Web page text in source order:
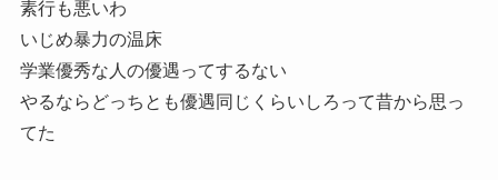
素行も悪いわ
いじめ暴力の温床
学業優秀な人の優遇ってするない
やるならどっちとも優遇同じくらいしろって昔から思っ
てた